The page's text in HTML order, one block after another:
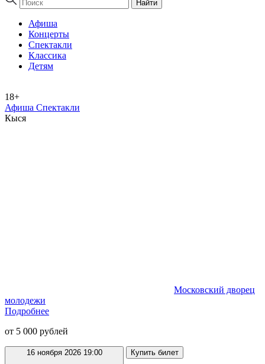
Найти
Афиша
Концерты
Спектакли
Классика
Детям
18+
Афиша Спектакли
Кыся
Московский дворец
молодежи
Подробнее
от 5 000 рублей
16 ноября 2026 19:00
Купить билет